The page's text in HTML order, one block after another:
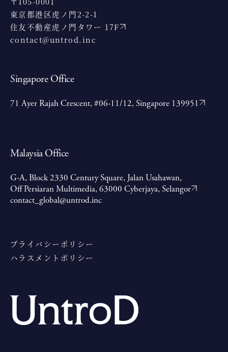
東京都港区虎ノ門2-2-1
住友不動産虎ノ門タワー 17F
contact@untrod.inc
Singapore Office
71 Ayer Rajah Crescent, #06-11/12, Singapore 139951
Malaysia Office
G-A, Block 2330 Century Square, Jalan Usahawan,
Off Persiaran Multimedia, 63000 Cyberjaya, Selangor
contact_global@untrod.inc
プライバシーポリシー
ハラスメントポリシー